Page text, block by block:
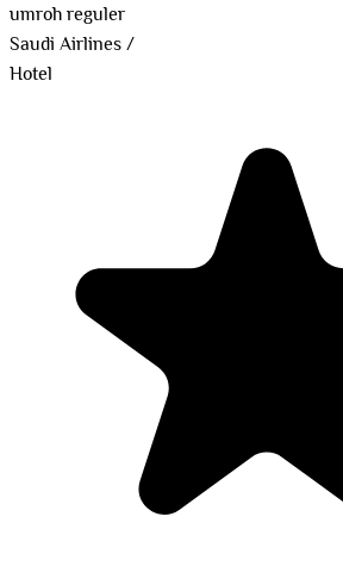
umroh reguler
Saudi Airlines/
Hotel